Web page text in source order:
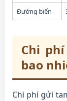
Đường biển
Chi
bao
Chi phí gửi